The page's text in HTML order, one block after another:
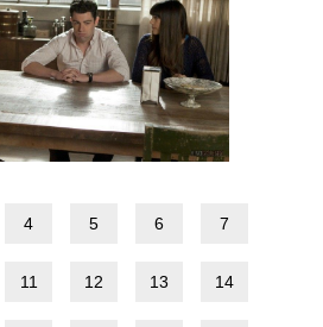
4 5 6 7
11 12 13 14